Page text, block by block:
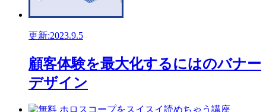
更新:2023.9.5
顧客体験を最大化するにはのバナー
デザイン